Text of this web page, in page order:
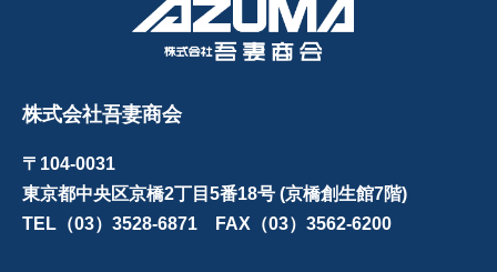
株式会社吾妻商会
〒104-0031
東京都中央区京橋2丁目5番18号 (京橋創生館7階)
TEL（03）3528-6871 FAX（03）3562-6200